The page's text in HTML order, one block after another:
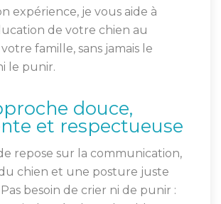
expérience, je vous aide à
de votre chien au
famille, sans jamais le
le punir.
douce,
et respectueuse
repose sur la communication,
chien et une posture juste
besoin de crier ni de punir :